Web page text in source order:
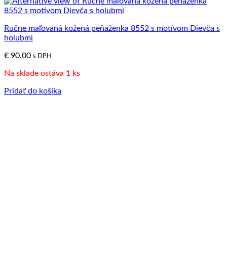
Ručne maľovaná kožená peňaženka 8552 s motívom Dievča s
holubmi
€ 90.00 s DPH
Na sklade ostáva 1 ks
Pridať do košíka